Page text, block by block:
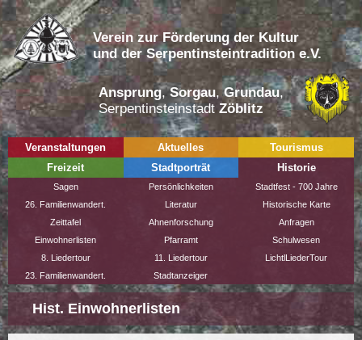
Verein zur Förderung der Kultur
und der Serpentinsteintradition e.V.
Ansprung,Sorgau,Grundau,
Serpentinsteinstadt Zöblitz
Veranstaltungen Aktuelles
Tourismus
Freizeit
Stadtporträt Historie
Sagen Persönlichkeiten
Stadtfest - 700 Jahre
26. Familienwandert.
Literatur
Historische Karte
Zeittafel
Ahnenforschung
Anfragen
Einwohnerlisten
Pfarramt
Schulwesen
8. Liedertour
11. Liedertour
LichtlLiederTour
23. Familienwandert.
Stadtanzeiger
Hist. Einwohnerlisten